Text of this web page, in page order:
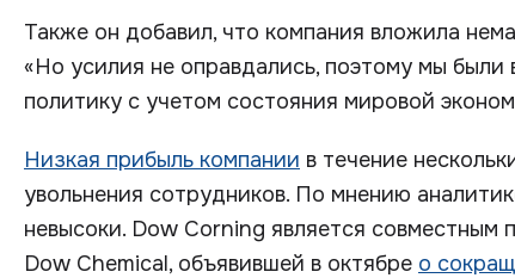
Также он добавил, что компания вложила
«Но усилия не оправдались, поэтому мы
политику с учетом состояния мировой
Низкая прибыль компании в течение
увольнения сотрудников. По мнению
невысоки. Dow Corning является
Dow Chemical, объявившей в октябре о